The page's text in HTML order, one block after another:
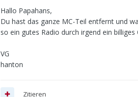
Hallo Papahans,
Du hast das ganze MC-Teil entfernt und
so ein gutes Radio durch irgend ein
VG
hanton
Zitieren